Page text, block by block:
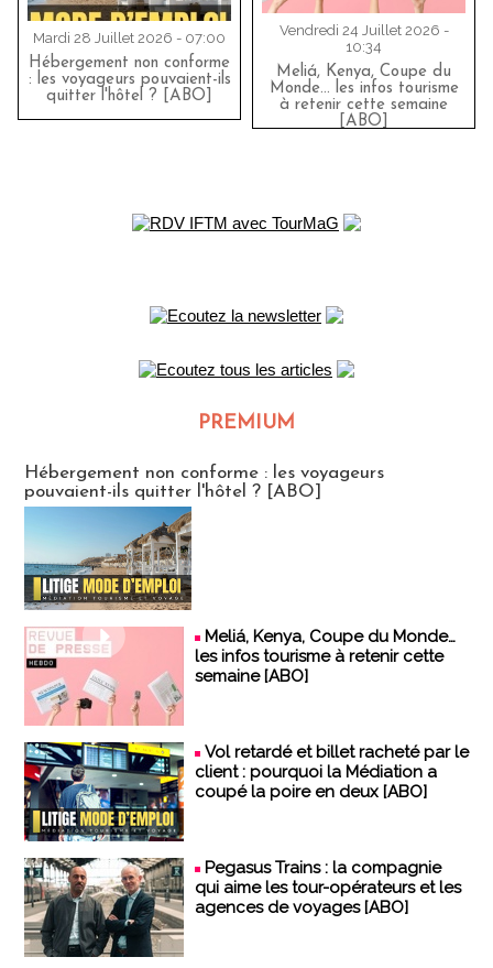
Mardi 28 Juillet 2026 - 07:00
Hébergement non conforme
: les voyageurs pouvaient-ils
quitter l'hôtel ? [ABO]
Vendredi 24 Juillet 2026 -
10:34
Meliá, Kenya, Coupe du
Monde… les infos tourisme
à retenir cette semaine
[ABO]
PREMIUM
Hébergement non conforme : les voyageurs
pouvaient-ils quitter l'hôtel ? [ABO]
Meliá, Kenya, Coupe du Monde…
les infos tourisme à retenir cette
semaine [ABO]
Vol retardé et billet racheté par le
client : pourquoi la Médiation a
coupé la poire en deux [ABO]
Pegasus Trains : la compagnie
qui aime les tour-opérateurs et les
agences de voyages [ABO]